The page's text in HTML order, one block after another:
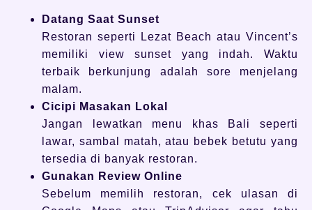
Datang Saat Sunset
Restoran seperti Lezat Beach atau Vincent’s
memiliki view sunset yang indah. Waktu
terbaik berkunjung adalah sore menjelang
malam.
Cicipi Masakan Lokal
Jangan lewatkan menu khas Bali seperti
lawar, sambal matah, atau bebek betutu yang
tersedia di banyak restoran.
Gunakan Review Online
Sebelum memilih restoran, cek ulasan di